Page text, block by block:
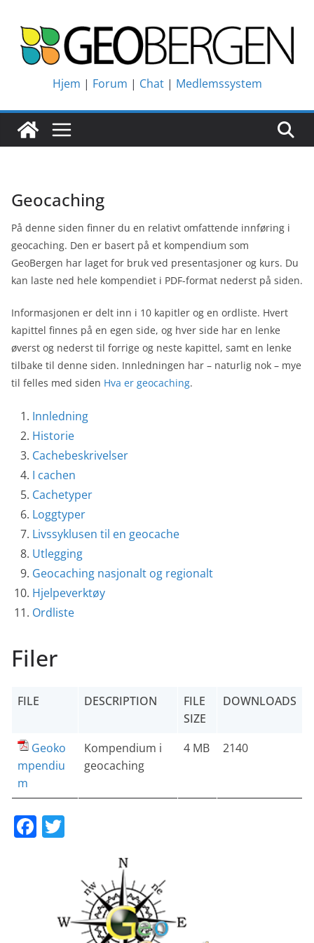
innholdet
Hjem Forum Chat Medlemssystem
Geocaching
På denne siden finner du en relativt omfattende innføring i
geocaching. Den er basert på et kompendium som
GeoBergen har laget for bruk ved presentasjoner og kurs. Du
kan laste ned hele kompendiet i PDF-format nederst på siden.
Informasjonen er delt inn i 10 kapitler og en ordliste. Hvert
kapittel finnes på en egen side, og hver side har en lenke
øverst og nederst til forrige og neste kapittel, samt en lenke
tilbake til denne siden. Innledningen har – naturlig nok – mye
til felles med siden Hva er geocaching.
Innledning
Historie
Cachebeskrivelser
I cachen
Cachetyper
Loggtyper
Livssyklusen til en geocache
Utlegging
Geocaching nasjonalt og regionalt
Hjelpeverktøy
Ordliste
Filer
FILE DESCRIPTION
FILE
SIZE
DOWNLOADS
Geoko
mpendiu
m
Kompendium i
geocaching
4 MB 2140
F
er